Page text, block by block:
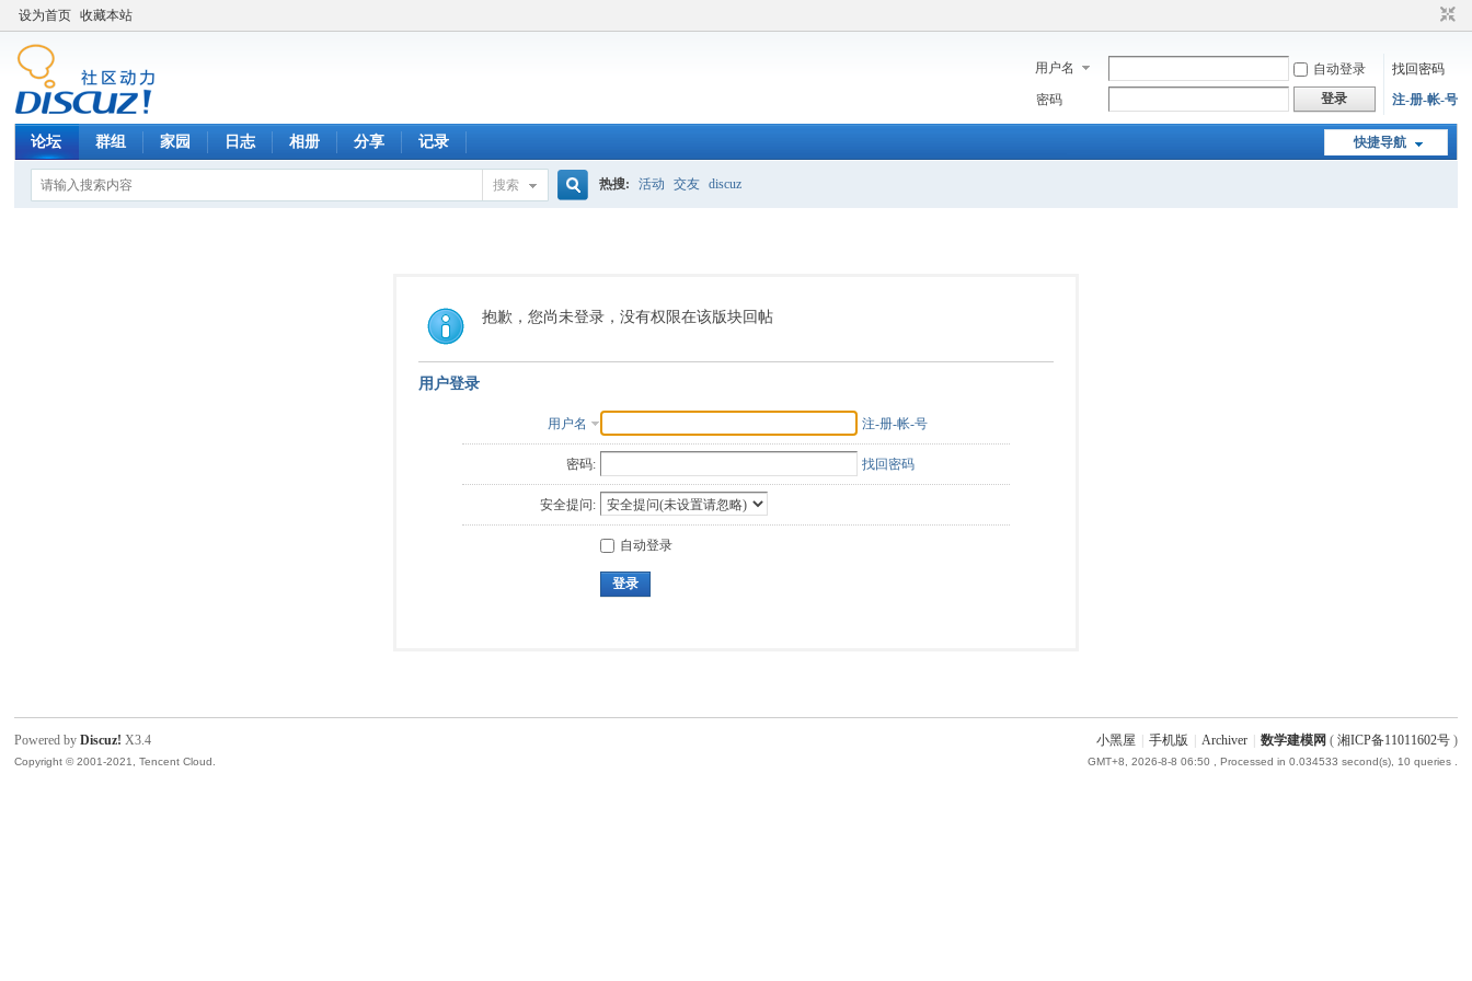
设为首页 收藏本站
用户名 自动登录
找回密码
密码
登录 注-册-帐-号
快捷导航
论坛 群组 家园 日志 相册 分享 记录
搜索
索
热搜: 活动 交友 discuz
抱歉，您尚未登录，没有权限在该版块回帖
用户登录
用户名 注-册-帐-号
密码: 找回密码
安全提问:
自动登录
登录
小黑屋 手机版 Archiver 数学建模网 ( 湘ICP备11011602号)
GMT+8, 2026-8-8 06:50 , Processed in 0.034533 second(s), 10 queries .
Powered byDiscuz! X3.4
Copyright © 2001-2021, Tencent Cloud.